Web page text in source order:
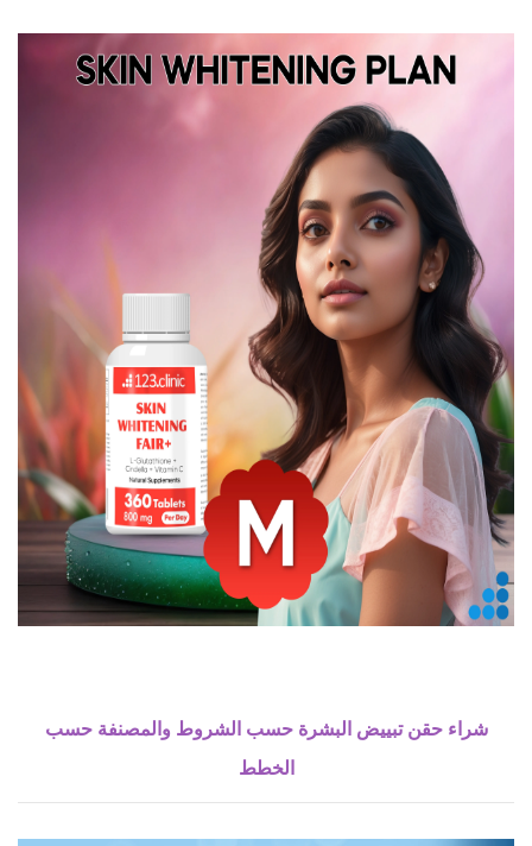
شراء حقن تبييض البشرة حسب الشروط والمصنفة حسب
الخطط